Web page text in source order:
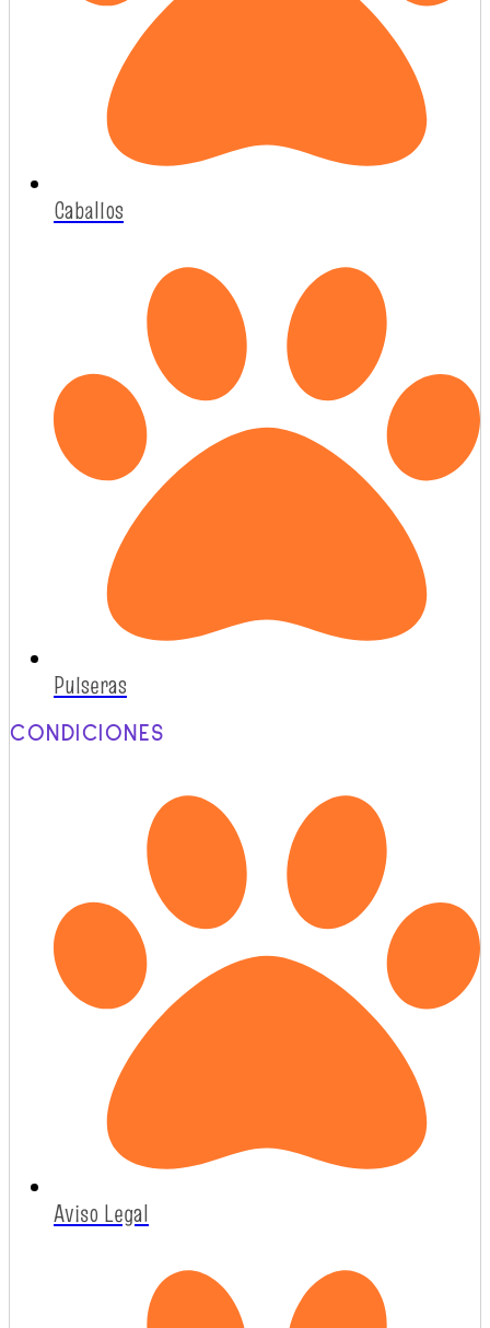
Caballos
Pulseras
CONDICIONES
Aviso Legal